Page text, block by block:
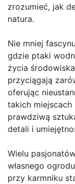
zrozumieć, jak
natura.
Nie mniej
gdzie ptaki
życia
przyciągają
oferując
takich
prawdziwą
detali i
Wielu
własnego
przy karmniku